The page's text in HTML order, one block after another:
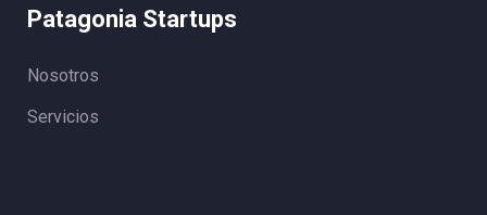
Patagonia Startups
Nosotros
Servicios